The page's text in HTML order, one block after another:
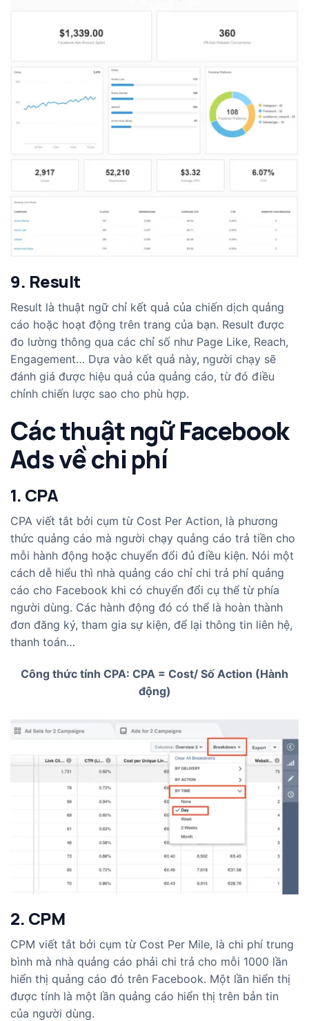
9. Result
Result là thuật ngữ chỉ kết quả của chiến dịch quảng
cáo hoặc hoạt động trên trang của bạn. Result được
đo lường thông qua các chỉ số như Page Like, Reach,
Engagement… Dựa vào kết quả này, người chạy sẽ
đánh giá được hiệu quả của quảng cáo, từ đó điều
chỉnh chiến lược sao cho phù hợp.
Các thuật ngữ Facebook
Ads về chi phí
1. CPA
CPA viết tắt bởi cụm từ Cost Per Action, là phương
thức quảng cáo mà người chạy quảng cáo trả tiền cho
mỗi hành động hoặc chuyển đổi đủ điều kiện. Nói một
cách dễ hiểu thì nhà quảng cáo chỉ chi trả phí quảng
cáo cho Facebook khi có chuyển đổi cụ thể từ phía
người dùng. Các hành động đó có thể là hoàn thành
đơn đăng ký, tham gia sự kiện, để lại thông tin liên hệ,
thanh toán…
Công thức tính CPA: CPA = Cost/ Số Action (Hành
động)
2. CPM
CPM viết tắt bởi cụm từ Cost Per Mile, là chi phí trung
bình mà nhà quảng cáo phải chi trả cho mỗi 1000 lần
hiển thị quảng cáo đó trên Facebook. Một lần hiển thị
được tính là một lần quảng cáo hiển thị trên bản tin
của người dùng.